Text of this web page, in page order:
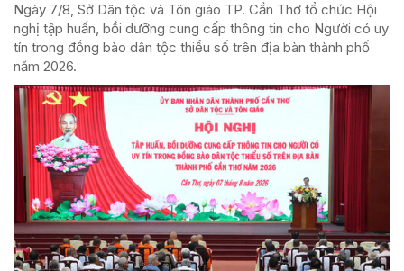
Ngày 7/8, Sở Dân tộc và Tôn giáo TP. Cần Thơ tổ chức Hội
nghị tập huấn, bồi dưỡng cung cấp thông tin cho Người có uy
tín trong đồng bào dân tộc thiểu số trên địa bàn thành phố
năm 2026.